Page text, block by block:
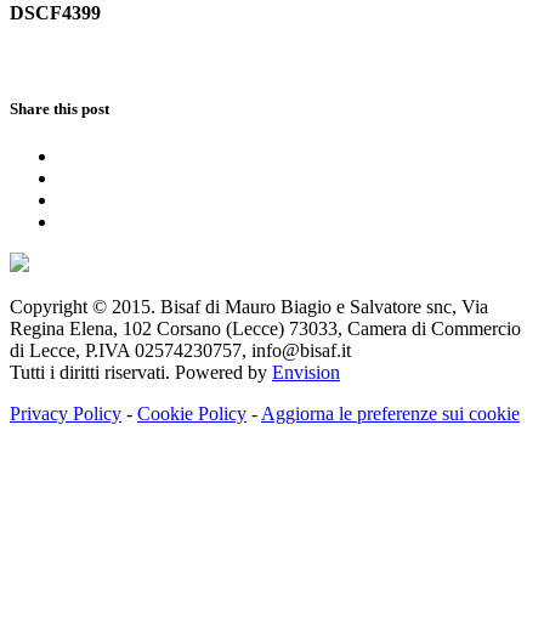
DSCF4399
Share this post
Copyright © 2015. Bisaf di Mauro Biagio e Salvatore snc, Via
Regina Elena, 102 Corsano (Lecce) 73033, Camera di Commercio
di Lecce, P.IVA 02574230757, info@bisaf.it
Tutti i diritti riservati. Powered by Envision
Privacy Policy - Cookie Policy - Aggiorna le preferenze sui cookie